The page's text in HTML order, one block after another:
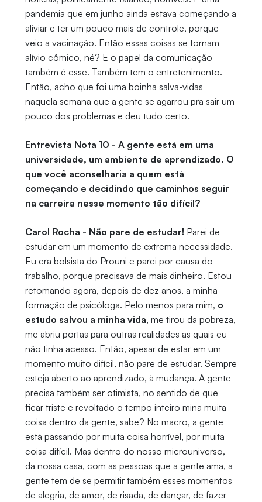
pandemia que em junho ainda estava começando a
aliviar e ter um pouco mais de controle, porque
veio a vacinação. Então essas coisas se tornam
alívio cômico, né? E o papel da comunicação
também é esse. Também tem o entretenimento.
Então, acho que foi uma boinha salva-vidas
naquela semana que a gente se agarrou pra sair um
pouco dos problemas e deu tudo certo.
Entrevista Nota 10 - A gente está em uma
universidade, um ambiente de aprendizado. O
que você aconselharia a quem está
começando e decidindo que caminhos seguir
na carreira nesse momento tão difícil?
Carol Rocha - Não pare de estudar! Parei de
estudar em um momento de extrema necessidade.
Eu era bolsista do Prouni e parei por causa do
trabalho, porque precisava de mais dinheiro. Estou
retomando agora, depois de dez anos, a minha
formação de psicóloga. Pelo menos para mim, o
estudo salvou a minha vida, me tirou da pobreza,
me abriu portas para outras realidades as quais eu
não tinha acesso. Então, apesar de estar em um
momento muito difícil, não pare de estudar. Sempre
esteja aberto ao aprendizado, à mudança. A gente
precisa também ser otimista, no sentido de que
ficar triste e revoltado o tempo inteiro mina muita
coisa dentro da gente, sabe? No macro, a gente
está passando por muita coisa horrível, por muita
coisa difícil. Mas dentro do nosso microuniverso,
da nossa casa, com as pessoas que a gente ama, a
gente tem de se permitir também esses momentos
de alegria, de amor, de risada, de dançar, de fazer